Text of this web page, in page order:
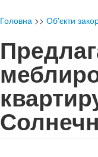
Головна >> Об'єкти